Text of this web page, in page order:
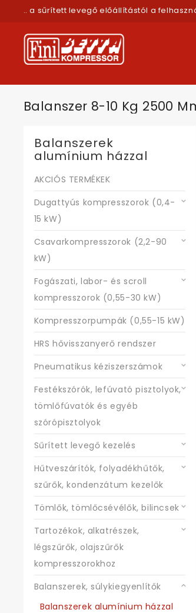
.. a sűrített levegő előállítástól a
Balanszer 8-10 Kg 2500
Balanszerek
alumínium házzal
AKCIÓS TERMÉKEK
Dugattyús kompresszorok (0,4-
15 kW)
Csavarkompresszorok (2,2-90
kW)
Fogászati, labor- és scroll
kompresszorok (0,55-30 kW)
Kompresszorpumpák (0,55-15 kW)
HRS hővisszanyerő rendszer
Pneumatikus kéziszerszámok
Festékszórók, lefúvató pisztolyok,
tömlőfúvatók és egyéb
szórópisztolyok
Sűrített levegő kezelés
Hűtveszárítók, folyadékhűtők,
szűrők, kondenzátum kezelők
Tömlők, tömlőcsévélők, bilincsek
Tartozékok, alkatrészek,
légszűrők, olajszűrők
kompresszorokhoz
Balanszerek, súlykiegyenlítők
Balanszerek alumínium házzal